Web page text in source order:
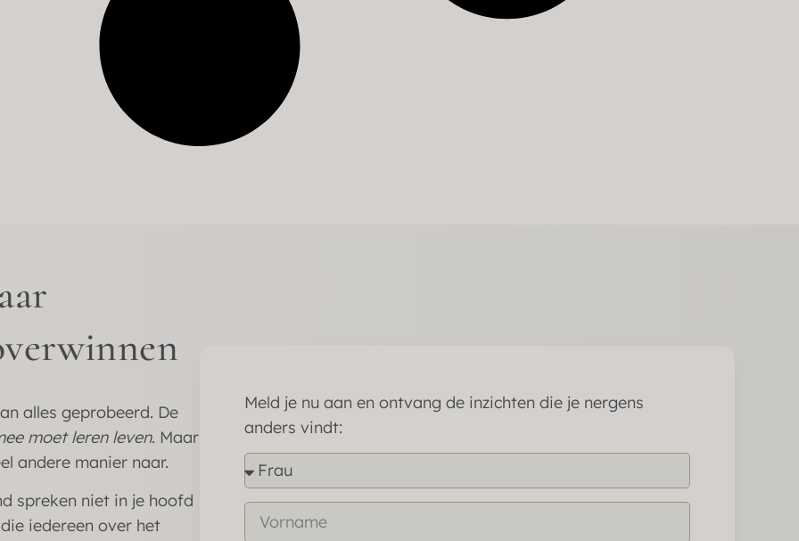
alles geprobeerd. De
moet leren leven. Maar
andere manier naar.
spreken niet in je hoofd
iedereen over het
Meld je nu aan en ontvang de inzichten die je nergens
anders vindt: